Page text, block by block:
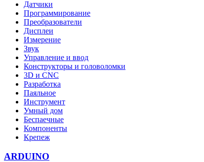
Датчики
Программирование
Преобразователи
Дисплеи
Измерение
Звук
Управление и ввод
Конструкторы и головоломки
3D и CNC
Разработка
Паяльное
Инструмент
Умный дом
Беспаечные
Компоненты
Крепеж
ARDUINO